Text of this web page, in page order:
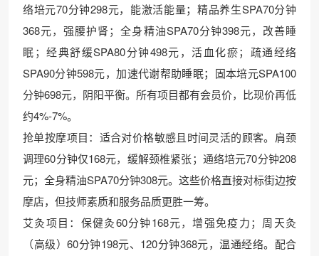
络培元70分钟298元，能激活能量；精品养生SPA70分钟
368元，强腰护肾；全身精油SPA70分钟398元，改善睡
眠；经典舒缓SPA80分钟498元，活血化瘀；疏通经络
SPA90分钟598元，加速代谢帮助睡眠；固本培元SPA100
分钟698元，阴阳平衡。所有项目都有会员价，比现价再低
约4%-7%。
抢单按摩项目：适合对价格敏感且时间灵活的顾客。肩颈
调理60分钟仅168元，缓解颈椎紧张；通络培元70分钟208
元；全身精油SPA70分钟308元。这些价格直接对标街边按
摩店，但技师素质和服务品质更胜一筹。
艾灸项目：保健灸60分钟168元，增强免疫力；周天灸
（高级）60分钟198元、120分钟368元，温通经络。配合